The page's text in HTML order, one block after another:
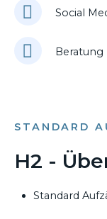
Social
STANDARD
H2 -
Standard